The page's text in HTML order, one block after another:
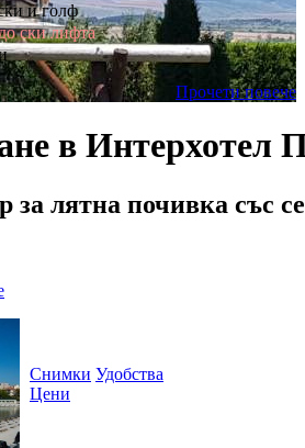
и голф
ски лифта
Прочети повече
в Интерхотел
за лятна почивка със
Снимки Удобства
Цени